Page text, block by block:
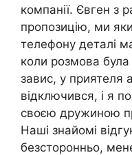
компанії. Євген з
пропозицію, ми
телефону деталі
коли розмова була
завис, у приятеля
відключився, і я
своєю дружиною
Наші знайомі
безсторонньо,